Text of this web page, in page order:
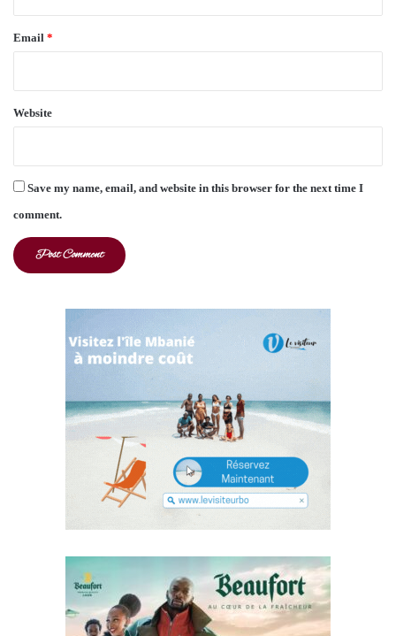
Email *
Website
Save my name, email, and website in this browser for the next time I
comment.